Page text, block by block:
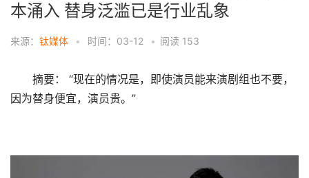
本涌入 替身泛滥已是行业乱象
来源： 钛媒体 • 时间：03-12 • 阅读 153
摘要： “现在的情况是，即使演员能来演剧组也不要，
因为替身便宜，演员贵。”